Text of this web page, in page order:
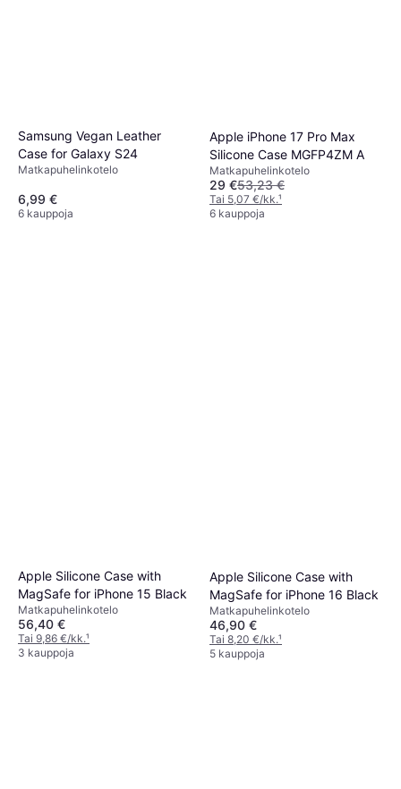
Samsung Vegan Leather
Case for Galaxy S24
Matkapuhelinkotelo
6,99 €
6 kauppoja
Apple iPhone 17 Pro Max
Silicone Case MGFP4ZM A
Matkapuhelinkotelo
29 €53,23 €
Tai 5,07 €/kk.¹
6 kauppoja
Apple Silicone Case with
MagSafe for iPhone 15 Black
Matkapuhelinkotelo
56,40 €
Tai 9,86 €/kk.¹
3 kauppoja
Apple Silicone Case with
MagSafe for iPhone 16 Black
Matkapuhelinkotelo
46,90 €
Tai 8,20 €/kk.¹
5 kauppoja